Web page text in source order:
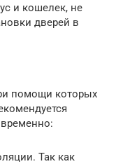
и кошелек, не
дверей в
помощи которых
Так как